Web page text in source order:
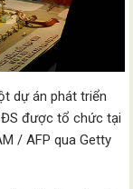
dự án phát triển
được tổ chức tại
/ AFP qua Getty